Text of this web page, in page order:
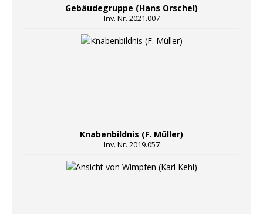
Gebäudegruppe (Hans Orschel)
Inv. Nr. 2021.007
Knabenbildnis (F. Müller)
Inv. Nr. 2019.057